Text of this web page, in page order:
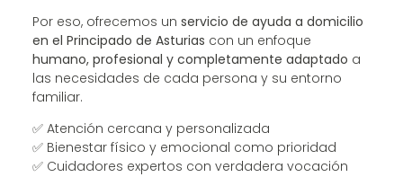
Por eso, ofrecemos un servicio de ayuda a domicilio
en el Principado de Asturias con un enfoque
humano, profesional y completamente adaptado a
las necesidades de cada persona y su entorno
familiar.
✅ Atención cercana y personalizada
✅ Bienestar físico y emocional como prioridad
✅ Cuidadores expertos con verdadera vocación